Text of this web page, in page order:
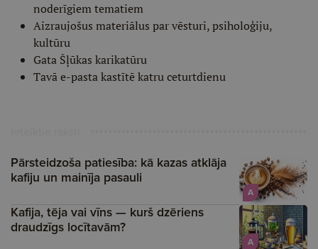
noderīgiem tematiem
Aizraujošus materiālus par vēsturi, psiholoģiju,
kultūru
Gata Šļūkas karikatūru
Tavā e-pasta kastītē katru ceturtdienu
A
Pārsteidzoša patiesība: kā kazas atklāja
kafiju un mainīja pasauli
A
Kafija, tēja vai vīns — kurš dzēriens
draudzīgs locītavām?